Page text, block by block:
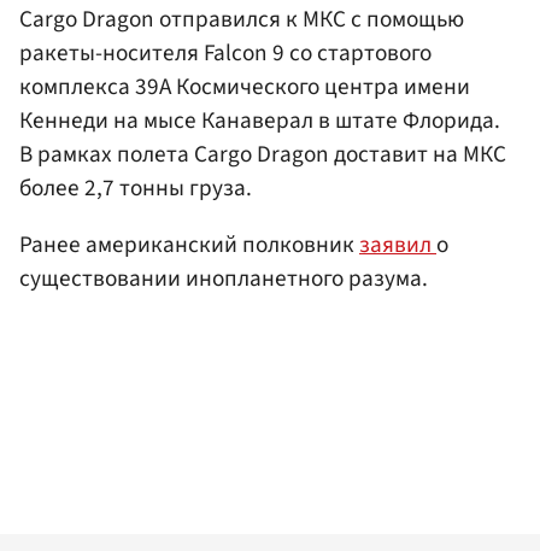
Cargo Dragon отправился к МКС с помощью
ракеты-носителя Falcon 9 со стартового
комплекса 39А Космического центра имени
Кеннеди на мысе Канаверал в штате Флорида.
В рамках полета Cargo Dragon доставит на МКС
более 2,7 тонны груза.
Ранее американский полковникзаявило
существовании инопланетного разума.